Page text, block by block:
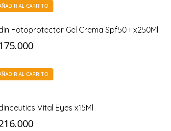
AL CARRITO
Fotoprotector Gel Crema Spf50+ x250Ml
AL CARRITO
Vital Eyes x15Ml